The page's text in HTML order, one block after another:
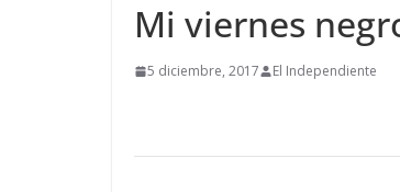
Mi viernes
5 diciembre, 2017 El Independiente